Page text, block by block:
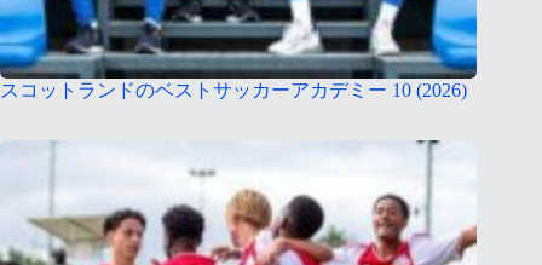
スコットランドのベストサッカーアカデミー 10 (2026)